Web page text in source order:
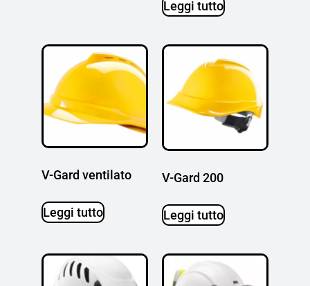
Leggi tutto
V-Gard ventilato
Leggi tutto
V-Gard 200
Leggi tutto